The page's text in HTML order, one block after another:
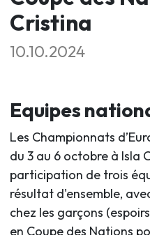
Cristina
10.10.2024
Equipes
Les Championnats
du 3 au 6 octobre à Isla
participation de trois
résultat d'ensemble,
chez les garçons
en Coupe des Nations